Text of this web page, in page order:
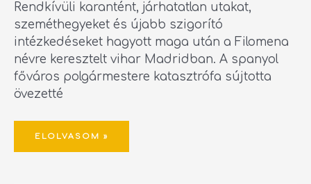
Rendkívüli karantént, járhatatlan utakat,
szeméthegyeket és újabb szigorító
intézkedéseket hagyott maga után a Filomena
névre keresztelt vihar Madridban. A spanyol
főváros polgármestere katasztrófa sújtotta
övezetté
ELOLVASOM »